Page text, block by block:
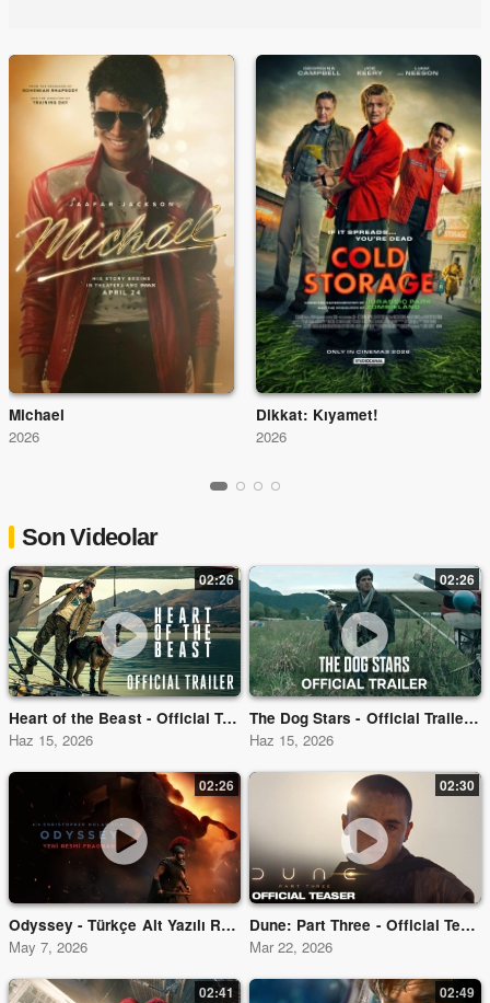
Michael
2026
Dikkat: Kıyamet!
2026
Son Videolar
02:26
Heart of the Beast - Official Trailer (2026 Movie) - Video Fragman
Haz 15, 2026
02:26
The Dog Stars - Official Trailer - In Theaters Aug 28
Haz 15, 2026
02:26
Odyssey - Türkçe Alt Yazılı Resmi Fragman
May 7, 2026
02:30
Dune: Part Three - Official Teaser Trailer - Fragman
Mar 22, 2026
02:41 02:49